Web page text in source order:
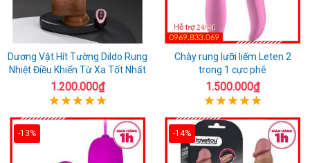
Dương Vật Hít Tường Dildo Rung
Nhiệt Điều Khiển Từ Xa Tốt Nhất
1.200.000₫
Chày rung lưỡi liếm Leten 2
trong 1 cực phê
1.500.000₫
-13% -14%